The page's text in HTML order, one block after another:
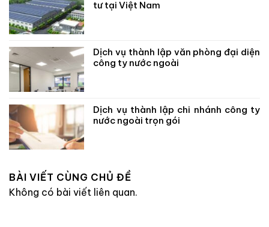
tư tại Việt Nam
Dịch vụ thành lập văn phòng đại diện
công ty nước ngoài
Dịch vụ thành lập chi nhánh công ty
nước ngoài trọn gói
BÀI VIẾT CÙNG CHỦ ĐỀ
Không có bài viết liên quan.